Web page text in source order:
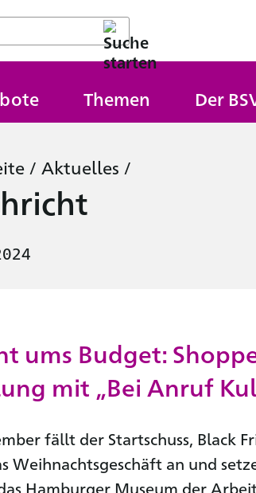
Themen Der
/ Aktuelles /
ums Budget:
mit „Bei Anruf
fällt der Startschuss, Black
Weihnachtsgeschäft an und
Hamburger Museum der